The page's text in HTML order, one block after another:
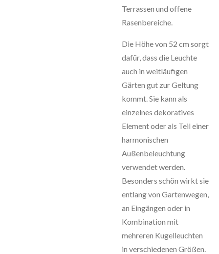
Terrassen und offene
Rasenbereiche.
Die Höhe von 52 cm sorgt
dafür, dass die Leuchte
auch in weitläufigen
Gärten gut zur Geltung
kommt. Sie kann als
einzelnes dekoratives
Element oder als Teil einer
harmonischen
Außenbeleuchtung
verwendet werden.
Besonders schön wirkt sie
entlang von Gartenwegen,
an Eingängen oder in
Kombination mit
mehreren Kugelleuchten
in verschiedenen Größen.